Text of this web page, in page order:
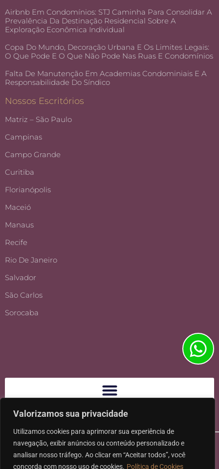
Valorizamos sua privacidade
Utilizamos cookies para aprimorar sua experiência de
navegação, exibir anúncios ou conteúdo personalizado e
analisar nosso tráfego. Ao clicar em “Aceitar todos”, você
concorda com nosso uso de cookies. Política de Cookies
Airbnb Em Condomínios: STJ Caminha Para Consolidar A
Prevalência Da Destinação Residencial Sobre A
Exploração Econômica Individual
Copa Do Mundo, Decoração Urbana E Os Limites Legais:
O Que Pode E O Que Não Pode Nas Ruas E Condomínios
Falta De Manutenção Em Academias Condominiais E A
Responsabilidade Do Síndico
Nossos Escritórios
Matriz – São Paulo
Campinas
Campo Grande
Curitiba
Florianópolis
Maceió
Manaus
Recife
Rio De Janeiro
Salvador
São Carlos
Sorocaba